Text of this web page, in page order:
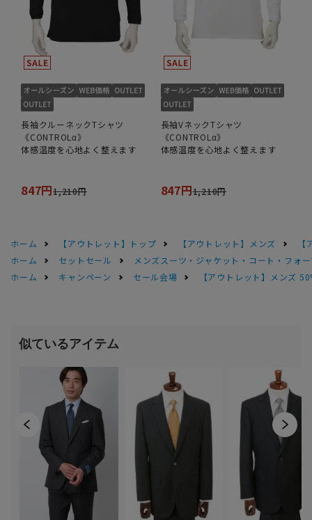
長袖クルーネックTシャツ
《CONTROLα》
体感温度を心地よく整えます
847円1,210円
長袖VネックTシャツ
《CONTROLα》
体感温度を心地よく整えます
847円1,210円
ホーム 【アウトレット】トップ 【アウトレット】メンズ
ホーム
セットセール
メンズスーツ・ジャケット・コート・フォ
ホーム
キャンペーン セール会場 【アウトレット】メンズ